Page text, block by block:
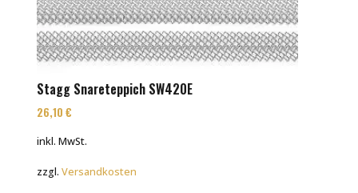
Stagg Snareteppich SW420E
26,10€
inkl. MwSt.
zzgl.Versandkosten